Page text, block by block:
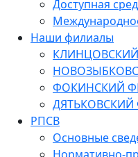
Доступная
Наши филиалы
ФОКИНСКИЙ
РПСВ
Основные